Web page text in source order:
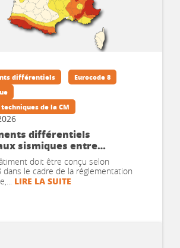
différentiels
Eurocode 8
de la CM
différentiels
sismiques entre
isolées – Partie 2 :
pour les
simples
doit être conçu selon
dans le cadre de la réglementation
LIRE LA SUITE